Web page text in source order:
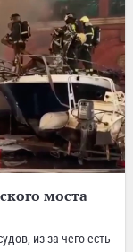
моста
из-за чего есть